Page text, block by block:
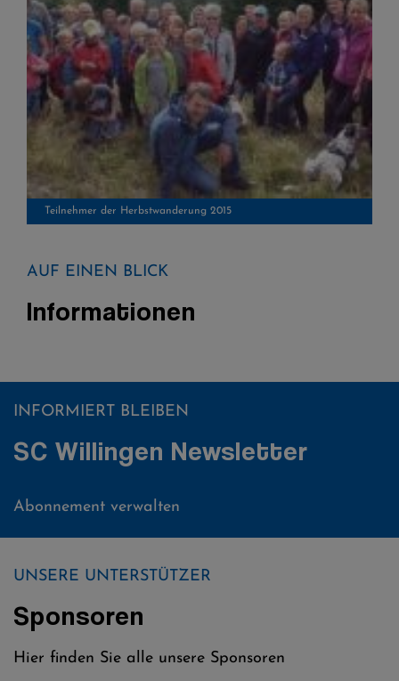
Teilnehmer der Herbstwanderung 2015
AUF EINEN BLICK
Informationen
INFORMIERT BLEIBEN
SC Willingen Newsletter
Abonnement verwalten
UNSERE UNTERSTÜTZER
Sponsoren
Hier finden Sie alle unsere Sponsoren